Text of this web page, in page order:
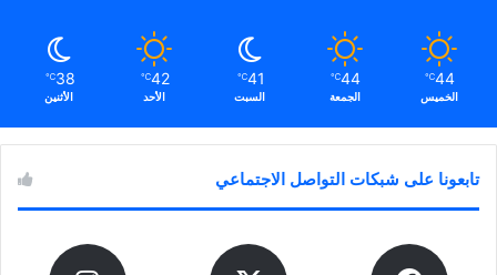
44
℃
الخميس
44
℃
الجمعة
41
℃
السبت
42
℃
الأحد
38
℃
الأثنين
تابعونا على شبكات التواصل الاجتماعي